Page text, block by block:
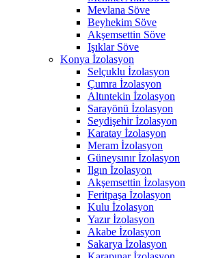
Mevlana Söve
Beyhekim Söve
Akşemsettin Söve
Işıklar Söve
Konya İzolasyon
Selçuklu İzolasyon
Çumra İzolasyon
Altıntekin İzolasyon
Sarayönü İzolasyon
Seydişehir İzolasyon
Karatay İzolasyon
Meram İzolasyon
Güneysınır İzolasyon
Ilgın İzolasyon
Akşemsettin İzolasyon
Feritpaşa İzolasyon
Kulu İzolasyon
Yazır İzolasyon
Akabe İzolasyon
Sakarya İzolasyon